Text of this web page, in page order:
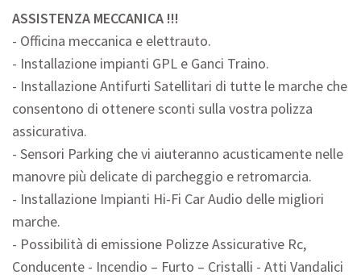
ASSISTENZA MECCANICA !!!
- Officina meccanica e elettrauto.
- Installazione impianti GPL e Ganci Traino.
- Installazione Antifurti Satellitari di tutte le marche che
consentono di ottenere sconti sulla vostra polizza
assicurativa.
- Sensori Parking che vi aiuteranno acusticamente nelle
manovre più delicate di parcheggio e retromarcia.
- Installazione Impianti Hi-Fi Car Audio delle migliori
marche.
- Possibilità di emissione Polizze Assicurative Rc,
Conducente - Incendio – Furto – Cristalli - Atti Vandalici